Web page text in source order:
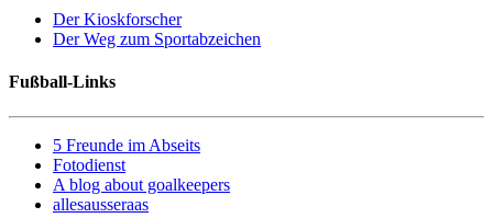
Der Kioskforscher
Der Weg zum Sportabzeichen
Fußball-Links
5 Freunde im Abseits
Fotodienst
A blog about goalkeepers
allesausseraas